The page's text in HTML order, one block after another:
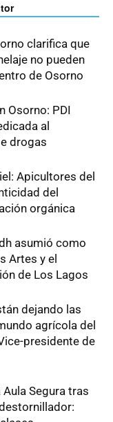
clarifica que
no pueden
de Osorno
Osorno: PDI
al
drogas
Apicultores del
del
orgánica
asumió como
Artes y el
de Los Lagos
dejando las
agrícola del
presidente de
Segura tras